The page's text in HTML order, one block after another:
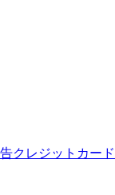
クレジットカード